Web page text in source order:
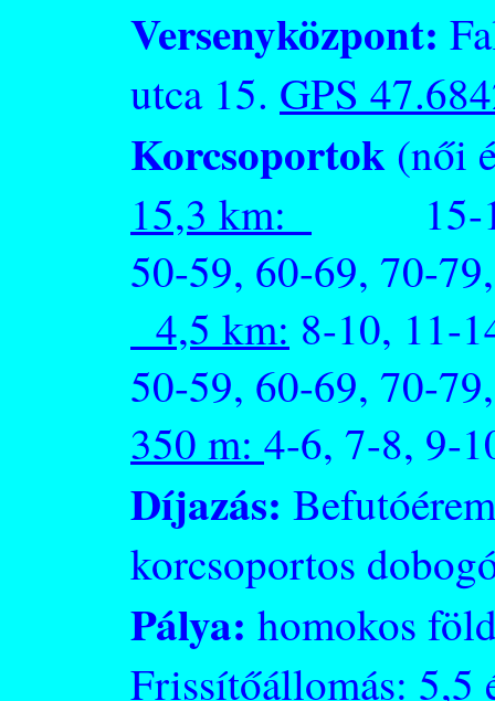
Versenyközpont:
utca 15. GPS
Korcsoportok (női
15,3 km:
15-
50-59, 60-69, 70-
4,5 km: 8-10, 11-
50-59, 60-69, 70-
350 m: 4-6, 7-8, 9-
Díjazás:
korcsoportos
Pálya: homokos
Frissítőállomás: 5,5